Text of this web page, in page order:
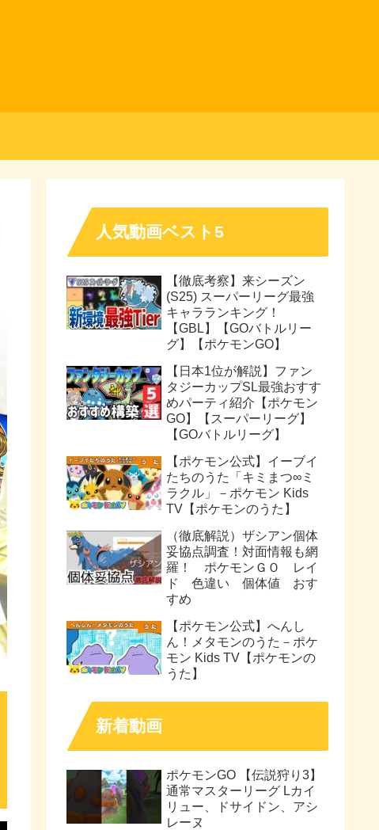
人気動画ベスト5
【徹底考察】来シーズン
(S25) スーパーリーグ最強
キャラランキング！
【GBL】【GOバトルリー
グ】【ポケモンGO】
【日本1位が解説】ファン
タジーカップSL最強おすす
めパーティ紹介【ポケモン
GO】【スーパーリーグ】
【GOバトルリーグ】
【ポケモン公式】イーブイ
たちのうた「キミまつ∞ミ
ラクル」－ポケモン Kids
TV【ポケモンのうた】
（徹底解説）ザシアン個体
妥協点調査！対面情報も網
羅！ ポケモンＧＯ レイ
ド 色違い 個体値 おす
すめ
【ポケモン公式】へんし
ん！メタモンのうた－ポケ
モン Kids TV【ポケモンの
うた】
新着動画
ポケモンGO 【伝説狩り3】
通常マスターリーグ Lカイ
リュー、ドサイドン、アシ
レーヌ